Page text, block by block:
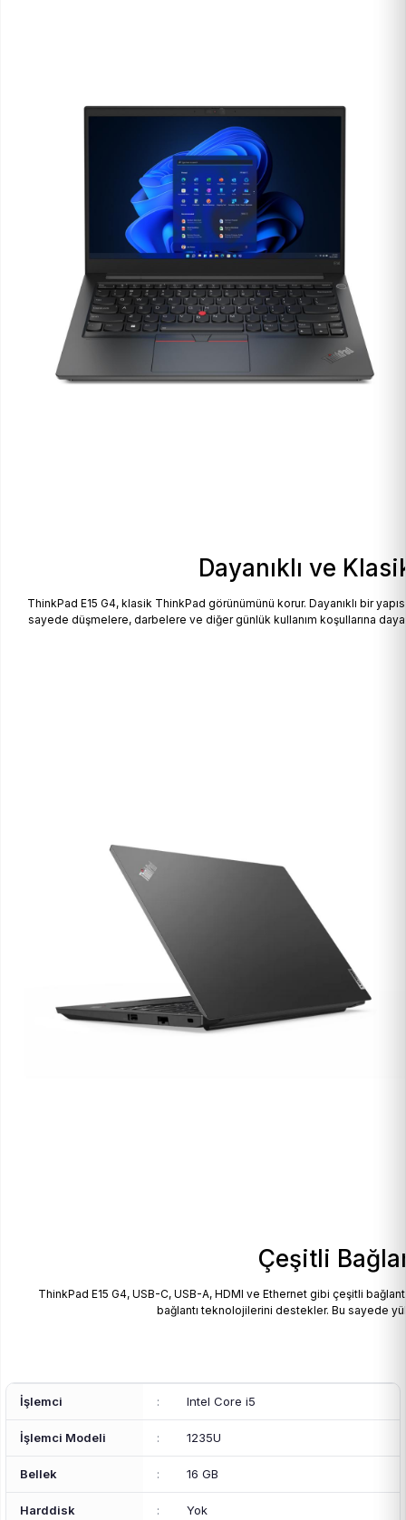
Dayanıklı ve
ThinkPad E15 G4, klasik ThinkPad görünümünü korur. Dayanıklı bir
sayede düşmelere, darbelere ve diğer günlük kullanım koşullarına
Çeşitli
ThinkPad E15 G4, USB-C, USB-A, HDMI ve Ethernet gibi çeşitli
bağlantı teknolojilerini destekler. Bu sayede
İşlemci : Intel Core i5
İşlemci Modeli : 1235U
Bellek : 16 GB
Harddisk : Yok